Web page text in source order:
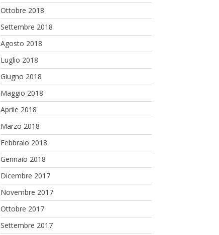
Ottobre 2018
Settembre 2018
Agosto 2018
Luglio 2018
Giugno 2018
Maggio 2018
Aprile 2018
Marzo 2018
Febbraio 2018
Gennaio 2018
Dicembre 2017
Novembre 2017
Ottobre 2017
Settembre 2017